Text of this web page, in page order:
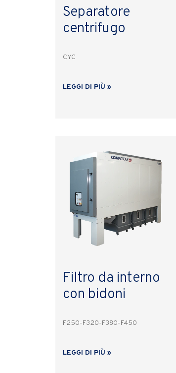
Separatore
centrifugo
CYC
LEGGI DI PIÙ »
Filtro da interno
con bidoni
F250-F320-F380-F450
LEGGI DI PIÙ »